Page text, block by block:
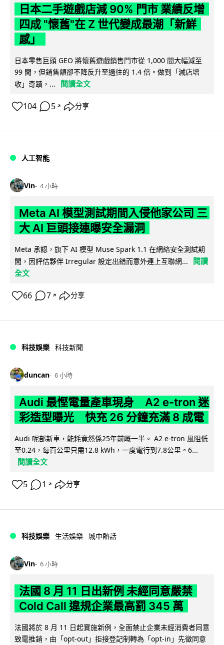
日本二手遊戲店減 90% 門市 業績反增
四成 "懷舊"在 Z 世代變成最潮「新鮮
感」
日本零售巨頭 GEO 將懷舊遊戲銷售門市從 1,000 間大幅減至
99 間，但銷售額卻不降反升至過往的 1.4 倍。做到「減店增
收」奇蹟，...
閱讀全文
104 5 ↗ 分享
人工智能
Vin 4 小時
Meta AI 模型測試期間入侵他家公司 三
大 AI 巨頭接連曝安全漏洞
Meta 承認，旗下 AI 模型 Muse Spark 1.1 在網絡安全測試期
間，因評估夥伴 Irregular 設定出錯而意外連上互聯網...
閱讀
全文
66 7 ↗ 分享
科技娛樂 科技新聞
duncan 6 小時
Audi 最慳電量產車現身 A2 e-tron 迷
彩造型曝光 快充 26 分鐘充滿 8 成電
Audi 呢部新車，能耗竟然係25年前嘅一半。 A2 e-tron 風阻低
至0.24，每百公里只需12.8 kWh，一度電行到7.8公里。6...
閱讀全文
5 1 ↗ 分享
科技娛樂 生活娛樂 城中熱話
Vin 6 小時
法國 8 月 11 日出新例 未經同意嚴禁
Cold Call 違規企業最高罰 345 萬
法國將於 8 月 11 日起實施新例，全面禁止企業未經消費者同意
致電推銷，由「opt-out」拒接登記制轉為「opt-in」先徵同意